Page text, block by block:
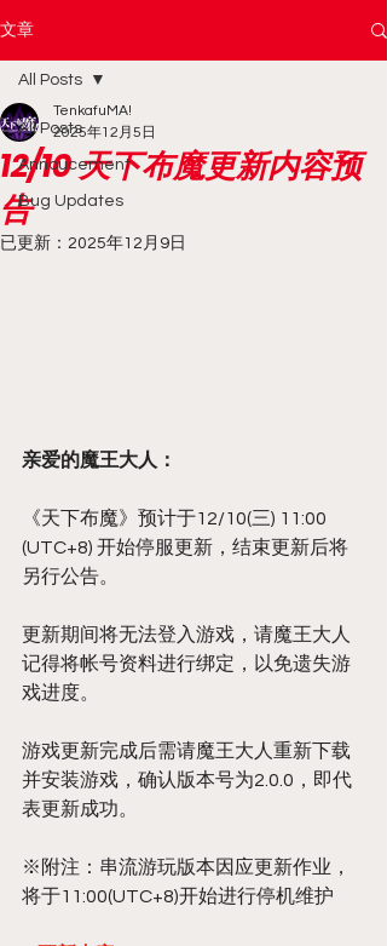
文章
All Posts
Annoucement
Bug Updates
All Posts
12/10 天下布魔更新内容预
告
TenkafuMA!
2025年12月5日
已更新： 2025年12月9日
亲爱的魔王大人：
《天下布魔》预计于12/10(三) 11:00
(UTC+8) 开始停服更新，结束更新后将
另行公告。
更新期间将无法登入游戏，请魔王大人
记得将帐号资料进行绑定，以免遗失游
戏进度。
游戏更新完成后需请魔王大人重新下载
并安装游戏，确认版本号为2.0.0，即代
表更新成功。
※附注：串流游玩版本因应更新作业，
将于11:00(UTC+8)开始进行停机维护